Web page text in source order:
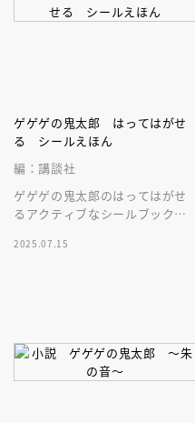
ゲゲゲの鬼太郎 はってはがせ
る シールえほん
編：講談社
ゲゲゲの鬼太郎のはってはがせ
るアクティブなシールブックが
2025.07.15